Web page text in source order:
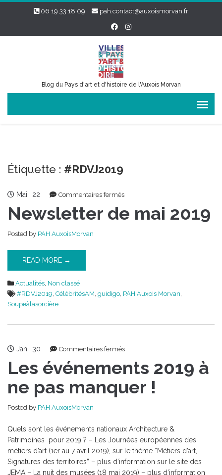
06 19 33 18 09 pah.contact@auxoismorvan.fr
Blog du Pays d'art et d'histoire de l'Auxois Morvan
Étiquette : #RDVJ2019
Mai 22 Commentaires ferméssur
de
Newsletter de mai 2019
Posted by PAH AuxoisMorvan
READ MORE →
Actualités, Non classé
#RDVJ2019, CélébritésAM, guidigo, PAH Auxois Morvan,
Soupeàlasorcière
Jan 30 Commentaires ferméssur
événements
à
!
Les événements 2019 à
ne pas manquer !
Posted by PAH AuxoisMorvan
Quels sont les événements nationaux Architecture &
Patrimoines pour 2019 ? – Les Journées européennes des
métiers d’art (1er au 7 avril 2019), sur le thème “Métiers d’art,
Signatures des territoires” – plus d’information sur le site des
JEMA – La nuit des musées (18 mai 2019) – plus d’information